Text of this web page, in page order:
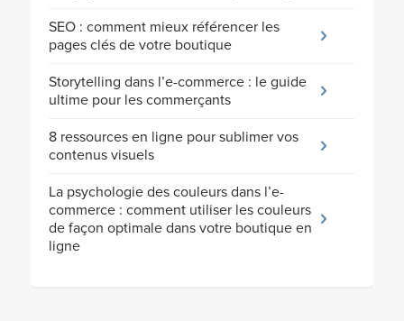
SEO : comment mieux référencer les
pages clés de votre boutique
Storytelling dans l’e-commerce : le guide
ultime pour les commerçants
8 ressources en ligne pour sublimer vos
contenus visuels
La psychologie des couleurs dans l’e-
commerce : comment utiliser les couleurs
de façon optimale dans votre boutique en
ligne